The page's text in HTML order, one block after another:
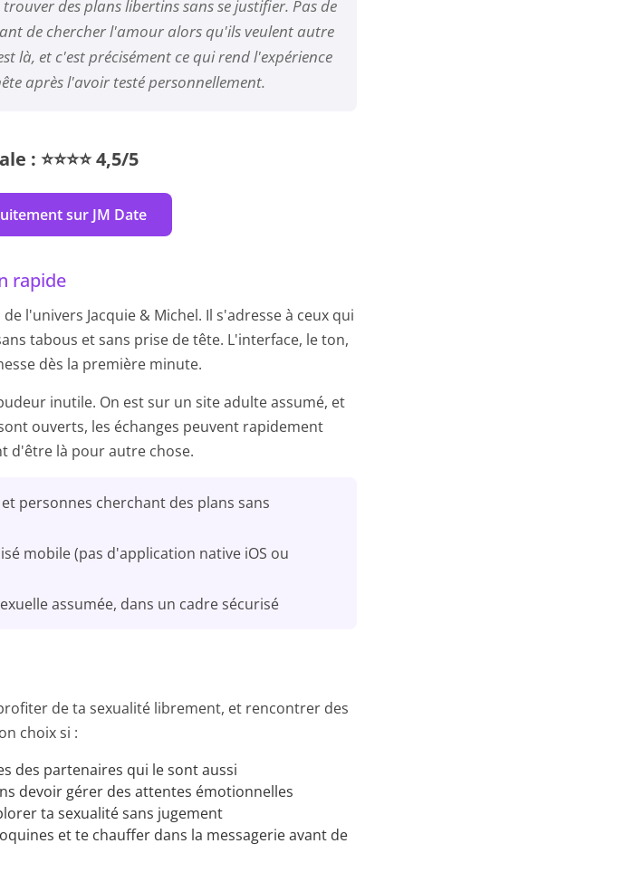
des plans libertins sans se justifier. Pas de
de chercher l'amour alors qu'ils veulent autre
là, et c'est précisément ce qui rend l'expérience
après l'avoir testé personnellement.
: ⭐⭐⭐⭐ 4,5/5
sur JM Date
rapide
l'univers Jacquie & Michel. Il s'adresse à ceux qui
tabous et sans prise de tête. L'interface, le ton,
dès la première minute.
inutile. On est sur un site adulte assumé, et
ouverts, les échanges peuvent rapidement
d'être là pour autre chose.
personnes cherchant des plans sans
mobile (pas d'application native iOS ou
assumée, dans un cadre sécurisé
de ta sexualité librement, et rencontrer des
choix si :
des partenaires qui le sont aussi
devoir gérer des attentes émotionnelles
ta sexualité sans jugement
et te chauffer dans la messagerie avant de